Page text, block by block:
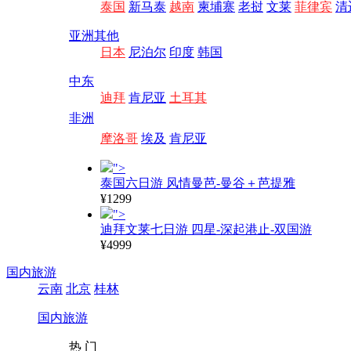
泰国 新马泰 越南 柬埔寨 老挝 文莱 菲律宾 清
亚洲其他
日本 尼泊尔 印度 韩国
中东
迪拜 肯尼亚 土耳其
非洲
摩洛哥 埃及 肯尼亚
">
泰国六日游 风情曼芭-曼谷＋芭提雅
¥1299
">
迪拜文莱七日游 四星-深起港止-双国游
¥4999
国内旅游
云南 北京 桂林
国内旅游
热 门